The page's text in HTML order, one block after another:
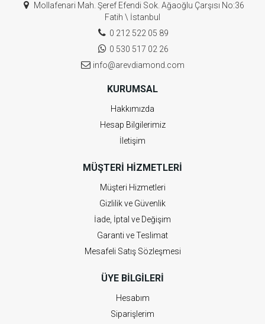
Mollafenari Mah. Şeref Efendi Sok. Ağaoğlu Çarşısı No:36
Fatih \ İstanbul
0 212 522 05 89
0 530 517 02 26
info@arevdiamond.com
KURUMSAL
Hakkımızda
Hesap Bilgilerimiz
İletişim
MÜŞTERI HIZMETLERI
Müşteri Hizmetleri
Gizlilik ve Güvenlik
İade, İptal ve Değişim
Garanti ve Teslimat
Mesafeli Satış Sözleşmesi
ÜYE BILGILERI
Hesabım
Siparişlerim